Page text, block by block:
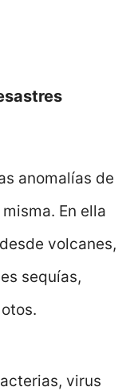
anomalías de
En ella
volcanes,
sequías,
virus